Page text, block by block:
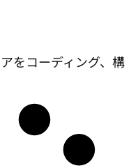
をコーディング、構